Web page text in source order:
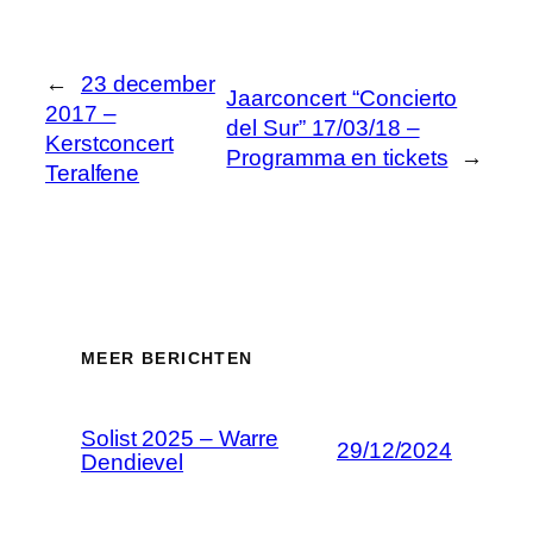
←
23 december
2017 –
Kerstconcert
Teralfene
Jaarconcert “Concierto
del Sur” 17/03/18 –
Programma en tickets
→
MEER BERICHTEN
Solist 2025 – Warre
Dendievel
29/12/2024